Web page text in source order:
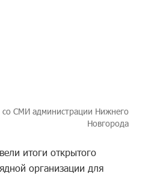
СМИ администрации Нижнего
Новгорода
итоги открытого
организации для